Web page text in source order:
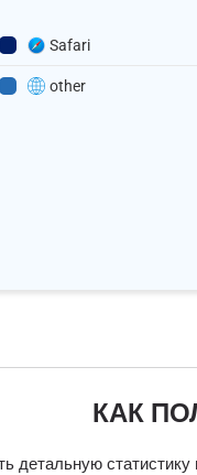
Safari
other
КАК
детальную